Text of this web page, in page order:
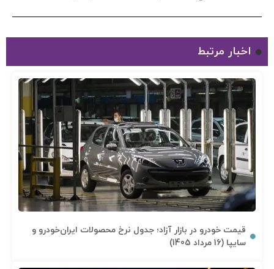
اخبار مرتبط
قیمت خودرو در بازار آزاد؛ جدول نرخ محصولات ایران‌خودرو و
سایپا (16 مرداد 1405)